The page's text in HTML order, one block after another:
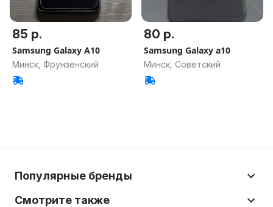
85 р.
Samsung Galaxy A10
Минск, Фрунзенский
80 р.
Samsung Galaxy a10
Минск, Советский
Популярные бренды
Смотрите также